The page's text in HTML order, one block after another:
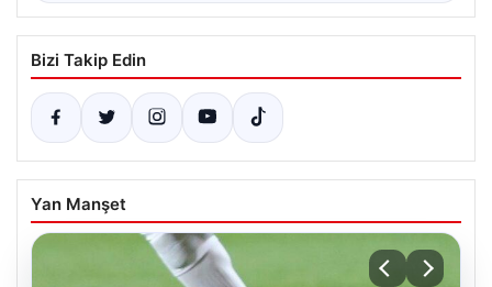
Bizi Takip Edin
Yan Manşet